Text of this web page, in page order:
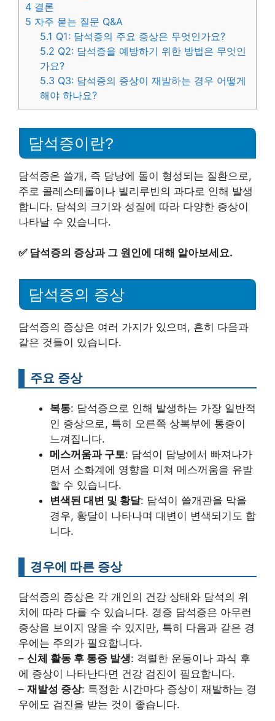
4 결론
5 자주 묻는 질문 Q&A
5.1 Q1: 담석증의 주요 증상은 무엇인가요?
5.2 Q2: 담석증을 예방하기 위한 방법은 무엇인
가요?
5.3 Q3: 담석증의 증상이 재발하는 경우 어떻게
해야 하나요?
담석증이란?
담석증은 쓸개, 즉 담낭에 돌이 형성되는 질환으로,
주로 콜레스테롤이나 빌리루빈의 과다로 인해 발생
합니다. 담석의 크기와 성질에 따라 다양한 증상이
나타날 수 있습니다.
✅ 담석증의 증상과 그 원인에 대해 알아보세요.
담석증의 증상
담석증의 증상은 여러 가지가 있으며, 흔히 다음과
같은 것들이 있습니다.
주요 증상
복통: 담석증으로 인해 발생하는 가장 일반적
인 증상으로, 특히 오른쪽 상복부에 통증이
느껴집니다.
메스꺼움과 구토: 담석이 담낭에서 빠져나가
면서 소화계에 영향을 미쳐 메스꺼움을 유발
할 수 있습니다.
변색된 대변 및 황달: 담석이 쓸개관을 막을
경우, 황달이 나타나며 대변이 변색되기도 합
니다.
경우에 따른 증상
담석증의 증상은 각 개인의 건강 상태와 담석의 위
치에 따라 다를 수 있습니다. 경증 담석증은 아무런
증상을 보이지 않을 수 있지만, 특히 다음과 같은 경
우에는 주의가 필요합니다.
– 신체 활동 후 통증 발생: 격렬한 운동이나 과식 후
에 증상이 나타난다면 건강 검진이 필요합니다.
– 재발성 증상: 특정한 시간마다 증상이 재발하는 경
우에도 검진을 받는 것이 좋습니다.